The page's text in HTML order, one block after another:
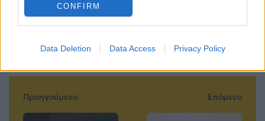
CONFIRM
Data Deletion Data Access Privacy Policy
Μοιράσου αυτό το άρθρο
Προηγούμενο Επόμενο